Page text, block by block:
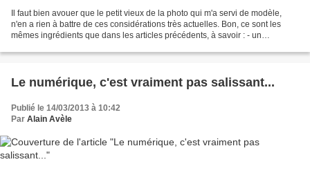
Il faut bien avouer que le petit vieux de la photo qui m'a servi de modèle,
n'en a rien à battre de ces considérations très actuelles. Bon, ce sont les
mêmes ingrédients que dans les articles précédents, à savoir : - un
Le numérique, c'est vraiment pas salissant...
Publié le 14/03/2013 à 10:42
Par Alain Avèle